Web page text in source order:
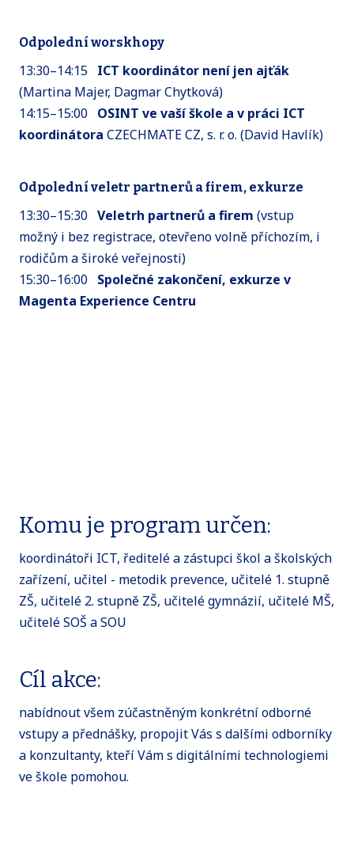
Odpolední worskhopy
13:30–14:15 ICT koordinátor není jen ajťák
(Martina Majer, Dagmar Chytková)
14:15–15:00 OSINT ve vaší škole a v práci ICT
koordinátora CZECHMATE CZ, s. r. o. (David Havlík)
Odpolední veletr partnerů a firem, exkurze
13:30–15:30 Veletrh partnerů a firem (vstup
možný i bez registrace, otevřeno volně příchozím, i
rodičům a široké veřejnosti)
15:30–16:00 Společné zakončení, exkurze v
Magenta Experience Centru
Komu je program určen:
koordinátoři ICT, ředitelé a zástupci škol a školských
zařízení, učitel - metodik prevence, učitelé 1. stupně
ZŠ, učitelé 2. stupně ZŠ, učitelé gymnázií, učitelé MŠ,
učitelé SOŠ a SOU
Cíl akce:
nabídnout všem zúčastněným konkrétní odborné
vstupy a přednášky, propojit Vás s dalšími odborníky
a konzultanty, kteří Vám s digitálními technologiemi
ve škole pomohou.